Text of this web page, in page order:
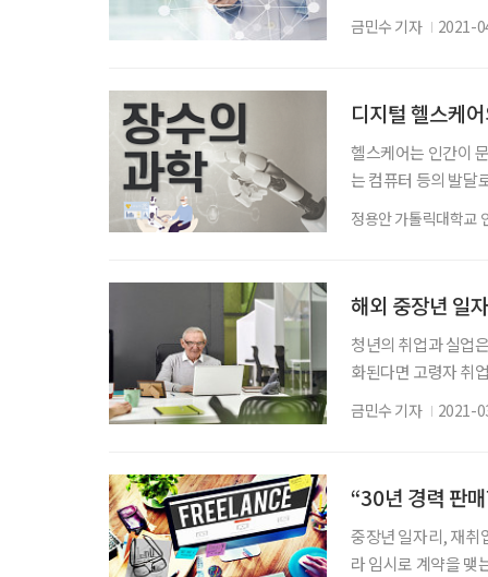
에서 진료를 받거
불어 코로나19는
금민수 기자 2021-
디지털 헬스케
헬스케어는 인간이
는 컴퓨터 등의 발달
로그 시대를 넘어
템, 플랫폼을 다루
정용안 가톨릭대학교
해외 중장년 일
청년의 취업과 실업
화된다면 고령자 취
라 새로운 노동의
어떠한 정책을 펼
금민수 기자 2021-
“30년 경력 판
중장년 일자리, 재취
라 임시로 계약을 맺